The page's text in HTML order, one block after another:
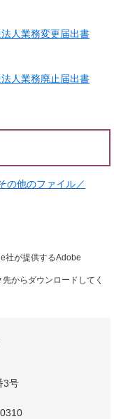
人業務変更届出書
人業務廃止届出書
の他のファイル／
社が提供するAdobe
からダウンロードしてく
3号